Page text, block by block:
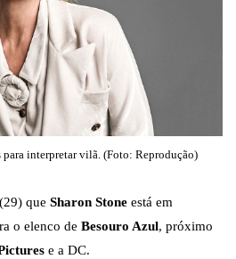
para interpretar vilã. (Foto: Reprodução)
que Sharon Stone está em
o elenco de Besouro Azul, próximo
e a DC.